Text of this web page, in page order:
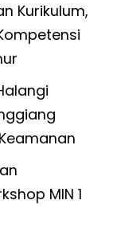
Kurikulum,
MIN 1